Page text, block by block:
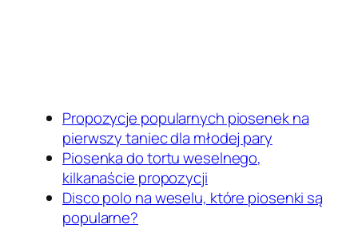
Propozycje popularnych piosenek na
pierwszy taniec dla młodej pary
Piosenka do tortu weselnego,
kilkanaście propozycji
Disco polo na weselu, które piosenki są
popularne?